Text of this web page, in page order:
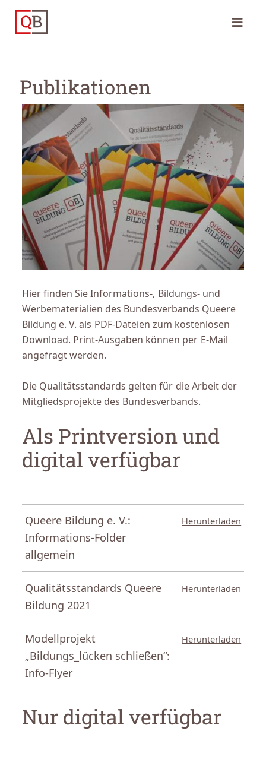
Publikationen
Hier finden Sie Informations-, Bildungs- und
Werbematerialien des Bundesverbands Queere
Bildung e. V. als PDF-Dateien zum kostenlosen
Download. Print-Ausgaben können per E-Mail
angefragt werden.
Die Qualitätsstandards gelten für die Arbeit der
Mitgliedsprojekte des Bundesverbands.
Als Printversion und
digital verfügbar
Queere Bildung e. V.:
Informations-Folder
allgemein
Herunterladen
Qualitätsstandards Queere
Bildung 2021
Herunterladen
Modellprojekt
„Bildungs_lücken schließen“:
Info-Flyer
Herunterladen
Nur digital verfügbar